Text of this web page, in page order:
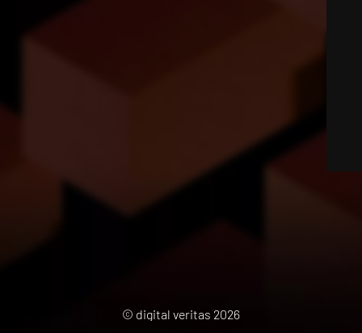
© digital veritas 2026